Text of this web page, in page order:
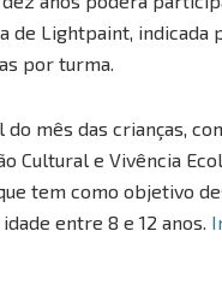
de Lightpaint, indicada
por turma.
mês das crianças,
Cultural e Vivência
tem como objetivo
entre 8 e 12 anos.